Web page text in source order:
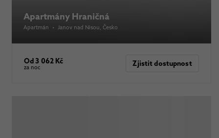
Apartmány Hraničná
Apartmán • Janov nad Nisou , Česko
Od 3 062 Kč
za noc Zjistit dostupnost